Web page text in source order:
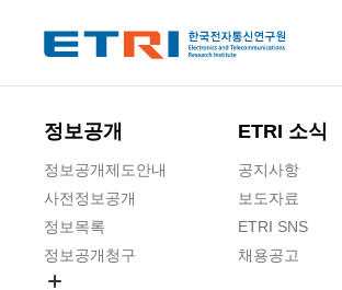
정보공개
정보공개제도안내
사전정보공개
정보목록
정보공개청구
ETRI 소식
공지사항
보도자료
ETRI SNS
채용공고